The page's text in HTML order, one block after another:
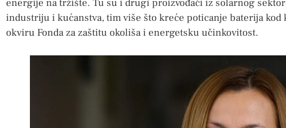
energije na tržište. Tu su i drugi proizvođači iz solarnog
industriju i kućanstva, tim više što kreće poticanje baterija kod
okviru Fonda za zaštitu okoliša i energetsku učinkovitost.